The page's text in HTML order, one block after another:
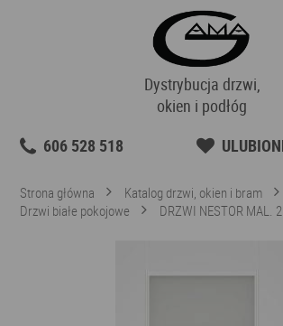
Dystrybucja drzwi,
okien i podłóg
606 528 518
Strona główna
Katalog drzwi, okien i bram
Drzwi białe pokojowe
DRZWI NESTOR MAL. 2